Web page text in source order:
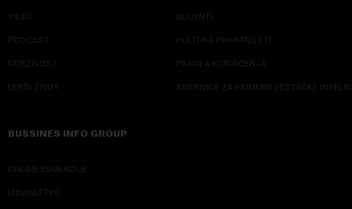
VIDEO
PODCAST
ODRŽIVOST
LEPŠI ŽIVOT
KLIJENTI
POLITIKA PRIVATNOSTI
PRAVILA KORIŠĆENJA
SMERNICE ZA PRIMENU VEŠTAČKE
BUSSINES INFO GROUP
ONLINE EDUKACIJE
IZDAVAŠTVO